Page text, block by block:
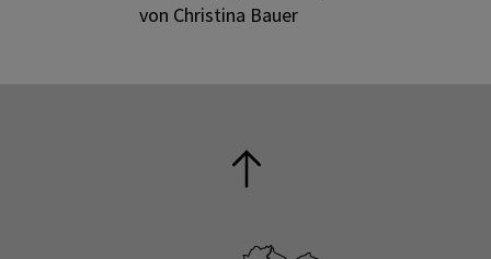
von Christina Bauer